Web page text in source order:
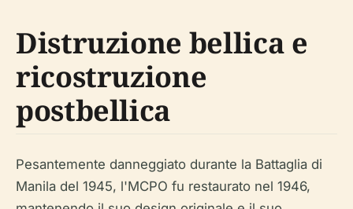
Distruzione bellica e
ricostruzione
postbellica
Pesantemente danneggiato durante la Battaglia di
Manila del 1945, l'MCPO fu restaurato nel 1946,